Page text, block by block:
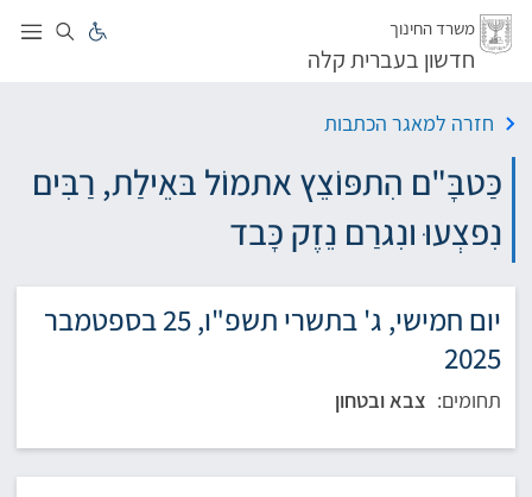
דלג
משרד החינוך
חדשון בעברית קלה
חזרה למאגר הכתבות
כַּטבָּ"ם הִתפּוֹצֵץ אתמוֹל בּאֵילַת, רַבִּים
נִפצְעוּ ונִגרַם נֵזֶק כָּבד
יום חמישי, ג' בתשרי תשפ"ו, 25 בספטמבר
2025
תחומים: צבא ובטחון